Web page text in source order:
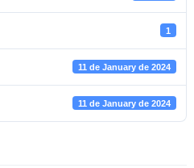
1
11 de January de 2024
11 de January de 2024